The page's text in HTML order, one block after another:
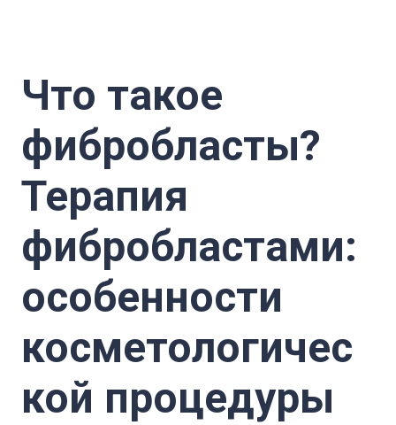
Что такое
фибробласты?
Терапия
фибробластами:
особенности
косметологичес
кой процедуры